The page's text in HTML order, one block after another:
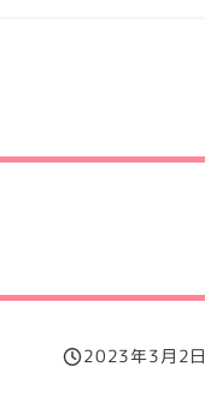
投稿日
2023年3月2日